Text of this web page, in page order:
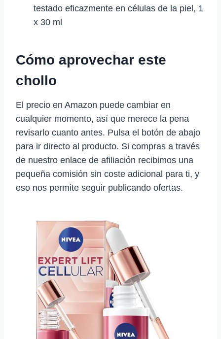
testado eficazmente en células de la piel, 1
x 30 ml
Cómo aprovechar este
chollo
El precio en Amazon puede cambiar en
cualquier momento, así que merece la pena
revisarlo cuanto antes. Pulsa el botón de abajo
para ir directo al producto. Si compras a través
de nuestro enlace de afiliación recibimos una
pequeña comisión sin coste adicional para ti, y
eso nos permite seguir publicando ofertas.